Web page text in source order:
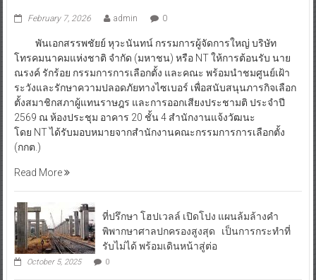
February 7, 2026 admin 0
พันเอกสรรพชัยย์ หุวะนันทน์ กรรมการผู้จัดการใหญ่ บริษัท
โทรคมนาคมแห่งชาติ จำกัด (มหาชน) หรือ NT ให้การต้อนรับ นาย
ณรงค์ รักร้อย กรรมการการเลือกตั้ง และคณะ พร้อมนำชมศูนย์เฝ้า
ระวังและรักษาความปลอดภัยทางไซเบอร์ เพื่อสนับสนุนภารกิจเลือก
ตั้งสมาชิกสภาผู้แทนราษฎร และการออกเสียงประชามติ ประจำปี
2569 ณ ห้องประชุม อาคาร 20 ชั้น 4 สำนักงานแจ้งวัฒนะ
โดย NT ได้รับมอบหมายจากสำนักงานคณะกรรมการการเลือกตั้ง
(กกต.)
Read More
ที่ปรึกษา โฮปเวลล์ เปิดโปง แผนล้มล้างคำ
พิพากษาศาลปกครองสูงสุด เป็นการกระทำที่
รับไม่ได้ พร้อมเดินหน้าสู่ต่อ
October 5, 2025 0